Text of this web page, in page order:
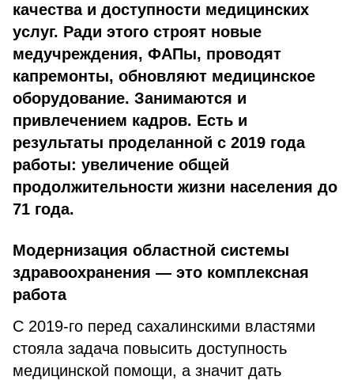
качества и доступности медицинских
услуг. Ради этого строят новые
медучреждения, ФАПы, проводят
капремонты, обновляют медицинское
оборудование. Занимаются и
привлечением кадров. Есть и
результаты проделанной с 2019 года
работы: увеличение общей
продолжительности жизни населения до
71 года.
Модернизация областной системы
здравоохранения — это комплексная
работа
С 2019-го перед сахалинскими властями
стояла задача повысить доступность
медицинской помощи, а значит дать